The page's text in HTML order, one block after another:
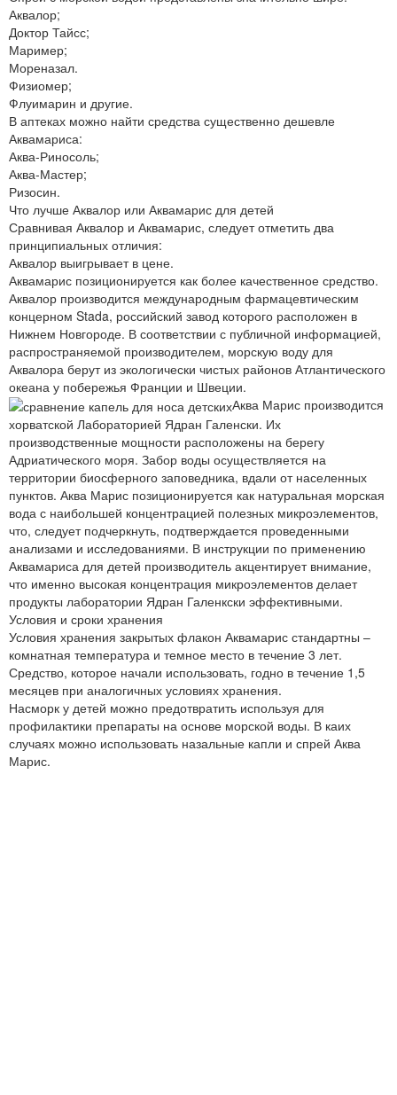
Аквалор;
Доктор Тайсс;
Маример;
Мореназал.
Физиомер;
Флуимарин и другие.
В аптеках можно найти средства существенно дешевле
Аквамариса:
Аква-Риносоль;
Аква-Мастер;
Ризосин.
Что лучше Аквалор или Аквамарис для детей
Сравнивая Аквалор и Аквамарис, следует отметить два
принципиальных отличия:
Аквалор выигрывает в цене.
Аквамарис позиционируется как более качественное средство.
Аквалор производится международным фармацевтическим
концерном Stada, российский завод которого расположен в
Нижнем Новгороде. В соответствии с публичной информацией,
распространяемой производителем, морскую воду для
Аквалора берут из экологически чистых районов Атлантического
океана у побережья Франции и Швеции.
Аква Марис производится
хорватской Лабораторией Ядран Галенски. Их
производственные мощности расположены на берегу
Адриатического моря. Забор воды осуществляется на
территории биосферного заповедника, вдали от населенных
пунктов. Аква Марис позиционируется как натуральная морская
вода с наибольшей концентрацией полезных микроэлементов,
что, следует подчеркнуть, подтверждается проведенными
анализами и исследованиями. В инструкции по применению
Аквамариса для детей производитель акцентирует внимание,
что именно высокая концентрация микроэлементов делает
продукты лаборатории Ядран Галенкски эффективными.
Условия и сроки хранения
Условия хранения закрытых флакон Аквамарис стандартны –
комнатная температура и темное место в течение 3 лет.
Средство, которое начали использовать, годно в течение 1,5
месяцев при аналогичных условиях хранения.
Насморк у детей можно предотвратить используя для
профилактики препараты на основе морской воды. В каих
случаях можно использовать назальные капли и спрей Аква
Марис.